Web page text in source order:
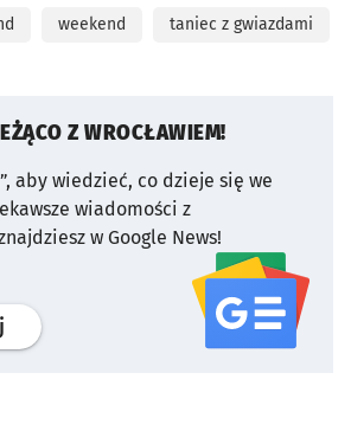
weekend taniec z gwiazdami
Z WROCŁAWIEM!
aby wiedzieć, co dzieje się we
wiadomości z
w Google News!
profil serwisu